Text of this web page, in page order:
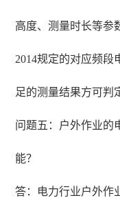
高度、测量时长等参
2014规定的对应频段
足的测量结果方可判
问题五：户外作业的
能？
答：电力行业户外作